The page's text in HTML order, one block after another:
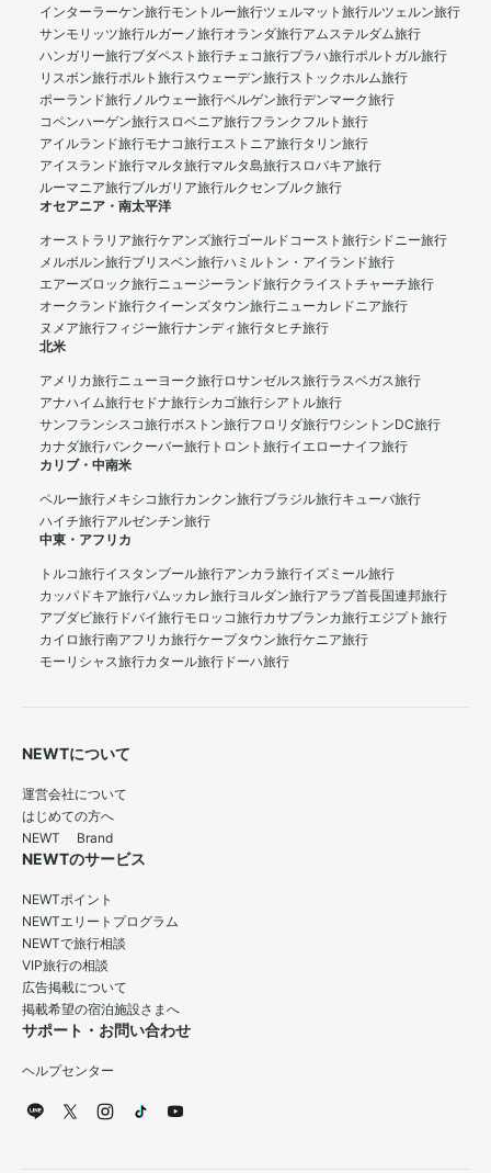
インターラーケン旅行モントルー旅行ツェルマット旅行ルツェルン旅行
サンモリッツ旅行ルガーノ旅行オランダ旅行アムステルダム旅行
ハンガリー旅行ブダペスト旅行チェコ旅行プラハ旅行ポルトガル旅行
リスボン旅行ポルト旅行スウェーデン旅行ストックホルム旅行
ポーランド旅行ノルウェー旅行ベルゲン旅行デンマーク旅行
コペンハーゲン旅行スロベニア旅行フランクフルト旅行
アイルランド旅行モナコ旅行エストニア旅行タリン旅行
アイスランド旅行マルタ旅行マルタ島旅行スロバキア旅行
ルーマニア旅行ブルガリア旅行ルクセンブルク旅行
オセアニア・南太平洋
オーストラリア旅行ケアンズ旅行ゴールドコースト旅行シドニー旅行
メルボルン旅行ブリスベン旅行ハミルトン・アイランド旅行
エアーズロック旅行ニュージーランド旅行クライストチャーチ旅行
オークランド旅行クイーンズタウン旅行ニューカレドニア旅行
ヌメア旅行フィジー旅行ナンディ旅行タヒチ旅行
北米
アメリカ旅行ニューヨーク旅行ロサンゼルス旅行ラスベガス旅行
アナハイム旅行セドナ旅行シカゴ旅行シアトル旅行
サンフランシスコ旅行ボストン旅行フロリダ旅行ワシントンDC旅行
カナダ旅行バンクーバー旅行 トロント旅行イエローナイフ旅行
カリブ・中南米
ペルー旅行メキシコ旅行カンクン旅行ブラジル旅行キューバ旅行
ハイチ旅行アルゼンチン旅行
中東・アフリカ
トルコ旅行イスタンブール旅行アンカラ旅行イズミール旅行
カッパドキア旅行パムッカレ旅行ヨルダン旅行アラブ首長国連邦旅行
アブダビ旅行 ドバイ旅行モロッコ旅行カサブランカ旅行エジプト旅行
カイロ旅行南アフリカ旅行ケープタウン旅行ケニア旅行
モーリシャス旅行カタール旅行 ドーハ旅行
NEWTについて
運営会社について
はじめての方へ
NEWT Brand
NEWTのサービス
NEWTポイント
NEWTエリートプログラム
NEWTで旅行相談
VIP旅行の相談
広告掲載について
掲載希望の宿泊施設さまへ
サポート・お問い合わせ
ヘルプセンター